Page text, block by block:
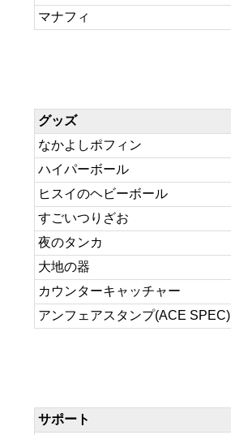
マナフィ
グッズ
なかよしポフィン
ハイパーボール
ヒスイのヘビーボール
すごいつりざお
夜のタンカ
大地の器
カウンターキャッチャー
アンフェアスタンプ(ACE SPEC)
サポート